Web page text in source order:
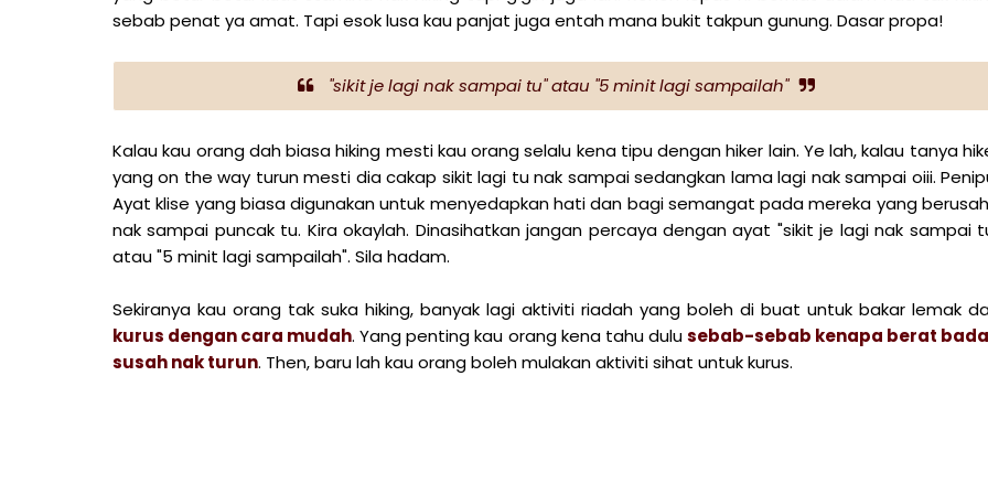
sebab penat ya amat. Tapi esok lusa kau panjat juga entah mana bukit takpun gunung. Dasar propa!
"sikit je lagi nak sampai tu" atau "5 minit lagi sampailah"
Kalau kau orang dah biasa hiking mesti kau orang selalu kena tipu dengan hiker lain. Ye lah, kalau tanya
yang on the way turun mesti dia cakap sikit lagi tu nak sampai sedangkan lama lagi nak sampai oiii.
Ayat klise yang biasa digunakan untuk menyedapkan hati dan bagi semangat pada mereka yang
nak sampai puncak tu. Kira okaylah. Dinasihatkan jangan percaya dengan ayat "sikit je lagi nak sampai
atau "5 minit lagi sampailah". Sila hadam.
Sekiranya kau orang tak suka hiking, banyak lagi aktiviti riadah yang boleh di buat untuk bakar lemak
kurus dengan cara mudah. Yang penting kau orang kena tahu dulusebab-sebab kenapa berat
susah nak turun. Then, baru lah kau orang boleh mulakan aktiviti sihat untuk kurus.